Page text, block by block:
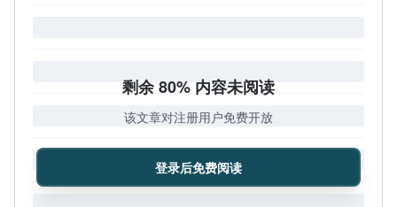
剩余 80% 内容未阅读
该文章对注册用户免费开放
登录后免费阅读